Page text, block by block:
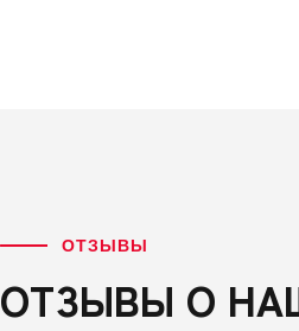
ОТЗЫВЫ
ОТЗЫВЫ О